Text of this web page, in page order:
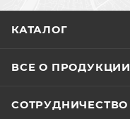
КАТАЛОГ
ВСЕ О ПРОДУКЦИИ
СОТРУДНИЧЕСТВО